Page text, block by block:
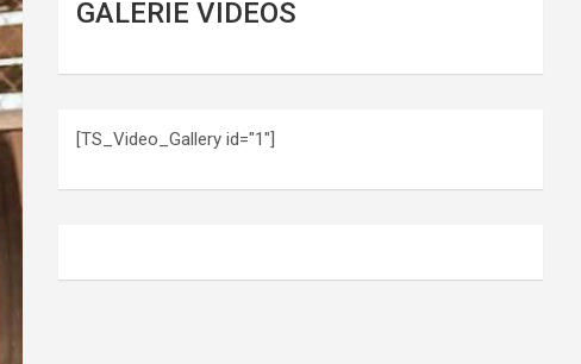
GALERIE VIDEOS
[TS_Video_Gallery id="1"]